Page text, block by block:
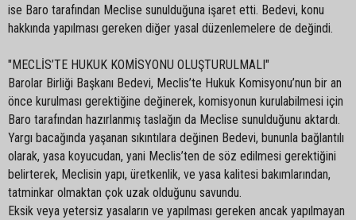
ise Baro tarafından Meclise sunulduğuna işaret etti. Bedevi, konu
hakkında yapılması gereken diğer yasal düzenlemelere de değindi.
"MECLİS’TE HUKUK KOMİSYONU OLUŞTURULMALI"
Barolar Birliği Başkanı Bedevi, Meclis’te Hukuk Komisyonu’nun bir an
önce kurulması gerektiğine değinerek, komisyonun kurulabilmesi için
Baro tarafından hazırlanmış taslağın da Meclise sunulduğunu aktardı.
Yargı bacağında yaşanan sıkıntılara değinen Bedevi, bununla bağlantılı
olarak, yasa koyucudan, yani Meclis’ten de söz edilmesi gerektiğini
belirterek, Meclisin yapı, üretkenlik, ve yasa kalitesi bakımlarından,
tatminkar olmaktan çok uzak olduğunu savundu.
Eksik veya yetersiz yasaların ve yapılması gereken ancak yapılmayan